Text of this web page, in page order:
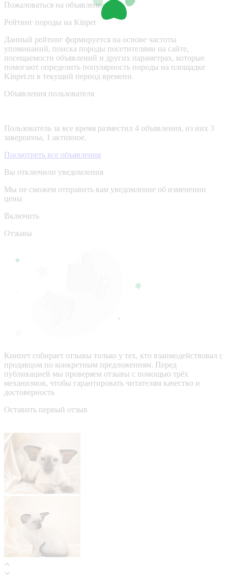
Пожаловаться на объявление
Рейтинг породы на Kinpet
Данный рейтинг формируется на основе частоты
упоминаний, поиска породы посетителями на сайте,
посещаемости объявлений и других параметрах, которые
помогают определить популярность породы на площадке
Kinpet.ru в текущий период времени.
Объявления пользователя
Пользователь за все время разместил 4 объявления, из них 3
завершены, 1 активное.
Посмотреть все объявления
Вы отключили уведомления
Мы не сможем отправить вам уведомление об изменении
цены
Включить
Отзывы
Кинпет собирает отзывы только у тех, кто взаимодействовал с
продавцом по конкретным предложениям. Перед
публикацией мы проверяем отзывы с помощью трёх
механизмов, чтобы гарантировать читателям качество и
достоверность
Оставить первый отзыв